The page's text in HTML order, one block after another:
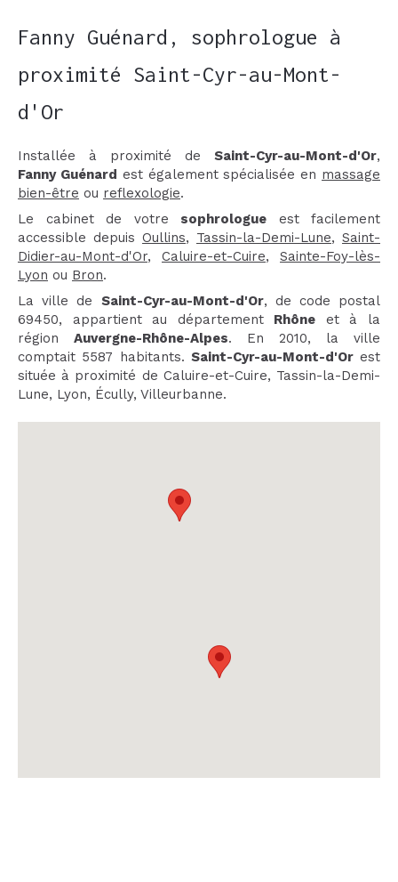
Fanny Guénard, sophrologue à
proximité Saint-Cyr-au-Mont-
d'Or
Installée à proximité de Saint-Cyr-au-Mont-d'Or,
Fanny Guénard est également spécialisée en massage
bien-être ou reflexologie.
Le cabinet de votre sophrologue est facilement
accessible depuis Oullins, Tassin-la-Demi-Lune, Saint-
Didier-au-Mont-d'Or, Caluire-et-Cuire, Sainte-Foy-lès-
Lyon ou Bron.
La ville de Saint-Cyr-au-Mont-d'Or, de code postal
69450, appartient au département Rhône et à la
région Auvergne-Rhône-Alpes. En 2010, la ville
comptait 5587 habitants. Saint-Cyr-au-Mont-d'Orest
située à proximité de Caluire-et-Cuire, Tassin-la-Demi-
Lune, Lyon, Écully, Villeurbanne.